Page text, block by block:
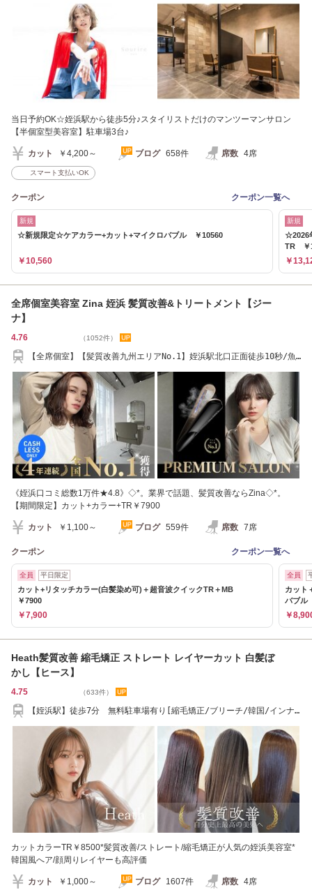
当日予約OK☆姪浜駅から徒歩5分♪スタイリストだけのマンツーマンサロン
【半個室型美容室】駐車場3台♪
カット ￥4,200～ ブログ 658件 席数 4席
スマート支払いOK
クーポン クーポン一覧へ
新規
☆新規限定☆ケアカラー+カット+マイクロバブル ￥10560
￥10,560
新規
☆2026
TR
￥
全席個室美容室 Zina 姪浜 髪質改善&トリートメント【ジー
ナ】
4.76 （1052件）
【全席個室】【髪質改善九州エリアNo.1】姪浜駅北口正面徒歩10秒/魚
《姪浜口コミ総数1万件★4.8》◇*。業界で話題、髪質改善ならZina◇*。
【期間限定】カット+カラー+TR￥7900
カット ￥1,100～ ブログ 559件 席数 7席
クーポン クーポン一覧へ
全員 平日限定
カット+リタッチカラー(白髪染め可)＋超音波クイックTR＋MB
￥7900
￥7,900
全員
カット
バブル
￥
Heath髪質改善 縮毛矯正 ストレート レイヤーカット 白髪ぼ
かし【ヒース】
4.75 （633件）
【姪浜駅】徒歩7分 無料駐車場有り[縮毛矯正/ブリーチ/韓国/インナ
カットカラーTR￥8500*髪質改善/ストレート/縮毛矯正が人気の姪浜美容室*
韓国風へア/顔周りレイヤーも高評価
カット ￥1,000～ ブログ 1607件 席数 4席